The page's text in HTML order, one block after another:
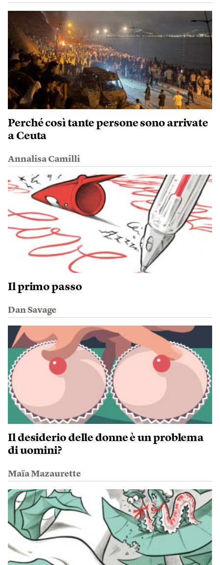
Perché così tante persone sono arrivate
a Ceuta
Annalisa Camilli
Il primo passo
Dan Savage
Il desiderio delle donne è un problema
di uomini?
Maïa Mazaurette